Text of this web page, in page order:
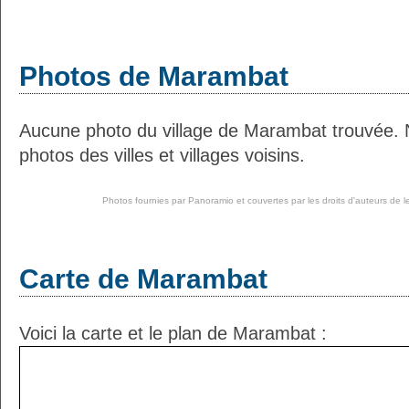
Photos de Marambat
Aucune photo du village de Marambat trouvée.
photos des villes et villages voisins.
Photos fournies par Panoramio et couvertes par les droits d'auteurs de
Carte de Marambat
Voici la carte et le plan de Marambat :